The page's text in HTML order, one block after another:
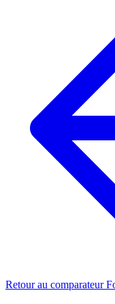
Retour au comparateur